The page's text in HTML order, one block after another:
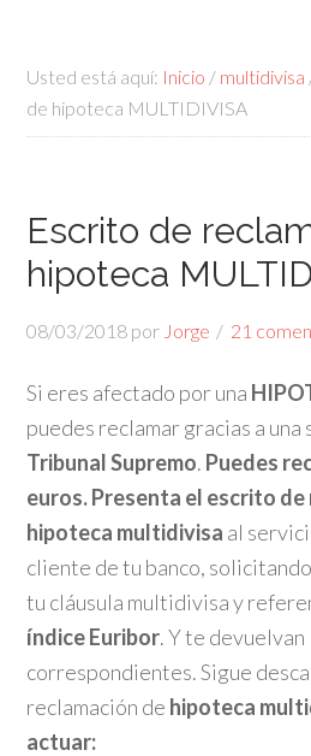
Usted está aquí: Inicio / multidivisa
de hipoteca MULTIDIVISA
Escrito de
hipoteca
08/03/2018 por Jorge 21
Si eres afectado por una
puedes reclamar gracias a una
Tribunal Supremo. Puedes
euros.Presenta el escrito de
hipoteca multidivisa al
cliente de tu banco,
tu cláusula multidivisa y
índice Euribor. Y te
correspondientes. Sigue
reclamación de hipoteca
actuar: